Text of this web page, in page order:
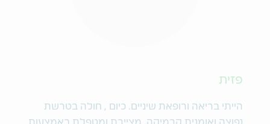
פזית
הייתי בריאה ורופאת שיניים. כיום , חולה בטרשת